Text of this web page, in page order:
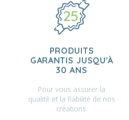
PRODUITS
GARANTIS JUSQU'À
30 ANS
Pour vous assurer la
qualité et la fiabilité de nos
créations.